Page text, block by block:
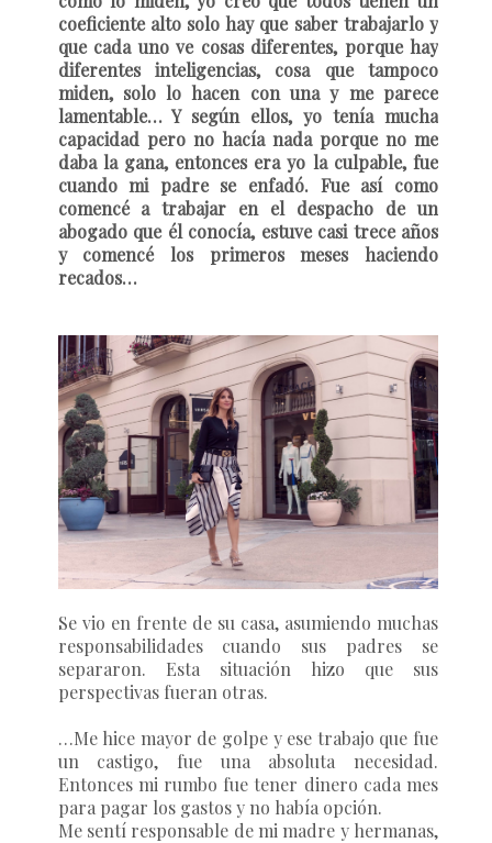
coeficiente alto solo hay que saber trabajarlo y
que cada uno ve cosas diferentes, porque hay
diferentes inteligencias, cosa que tampoco
miden, solo lo hacen con una y me parece
lamentable… Y según ellos, yo tenía mucha
capacidad pero no hacía nada porque no me
daba la gana, entonces era yo la culpable, fue
cuando mi padre se enfadó. Fue así como
comencé a trabajar en el despacho de un
abogado que él conocía, estuve casi trece años
y comencé los primeros meses haciendo
recados…
Se vio en frente de su casa, asumiendo muchas
responsabilidades cuando sus padres se
separaron. Esta situación hizo que sus
perspectivas fueran otras.
…Me hice mayor de golpe y ese trabajo que fue
un castigo, fue una absoluta necesidad.
Entonces mi rumbo fue tener dinero cada mes
para pagar los gastos y no había opción.
Me sentí responsable de mi madre y hermanas,